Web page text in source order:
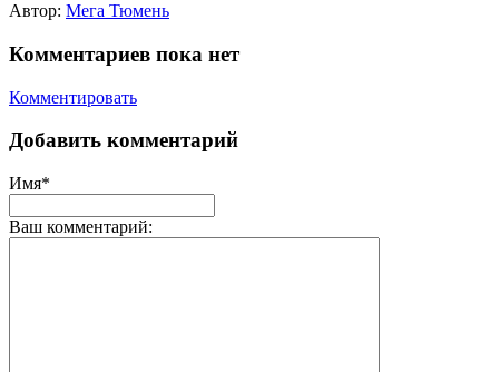
Автор: Мега Тюмень
Комментариев пока нет
Комментировать
Добавить комментарий
Имя*
Ваш комментарий: